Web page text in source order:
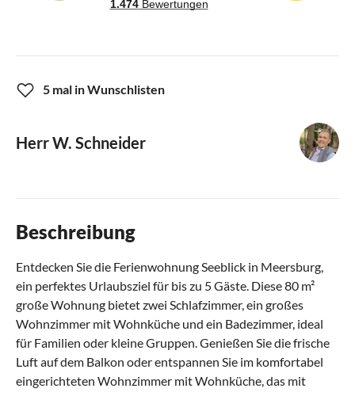
5 mal in Wunschlisten
Herr W. Schneider
Beschreibung
Entdecken Sie die Ferienwohnung Seeblick in Meersburg,
ein perfektes Urlaubsziel für bis zu 5 Gäste. Diese 80 m²
große Wohnung bietet zwei Schlafzimmer, ein großes
Wohnzimmer mit Wohnküche und ein Badezimmer, ideal
für Familien oder kleine Gruppen. Genießen Sie die frische
Luft auf dem Balkon oder entspannen Sie im komfortabel
eingerichteten Wohnzimmer mit Wohnküche, das mit